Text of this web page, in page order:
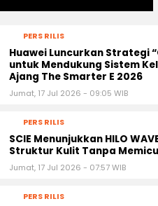
PERS RILIS
Huawei Luncurkan Strategi
untuk Mendukung Sistem
Ajang The Smarter E 2026
Jumat, 17 Jul 2026 - 09:05 WIB
PERS RILIS
SCIE Menunjukkan HILO
Struktur Kulit Tanpa
Jumat, 17 Jul 2026 - 07:57 WIB
PERS RILIS